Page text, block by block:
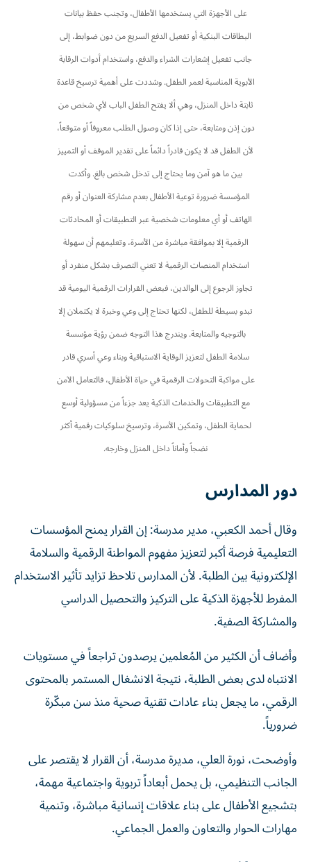
على الأجهزة التي يستخدمها الأطفال، وتجنب حفظ بيانات
البطاقات البنكية أو تفعيل الدفع السريع من دون ضوابط، إلى
جانب تفعيل إشعارات الشراء والدفع، واستخدام أدوات الرقابة
الأبوية المناسبة لعمر الطفل. وشددت على أهمية ترسيخ قاعدة
ثابتة داخل المنزل، وهي ألا يفتح الطفل الباب لأي شخص من
دون إذن ومتابعة، حتى إذا كان وصول الطلب معروفاً أو متوقعاً،
لأن الطفل قد لا يكون قادراً دائماً على تقدير الموقف أو التمييز
بين ما هو آمن وما يحتاج إلى تدخل شخص بالغ. وأكدت
المؤسسة ضرورة توعية الأطفال بعدم مشاركة العنوان أو رقم
الهاتف أو أي معلومات شخصية عبر التطبيقات أو المحادثات
الرقمية إلا بموافقة مباشرة من الأسرة، وتعليمهم أن سهولة
استخدام المنصات الرقمية لا تعني التصرف بشكل منفرد أو
تجاوز الرجوع إلى الوالدين، فبعض القرارات الرقمية اليومية قد
تبدو بسيطة للطفل، لكنها تحتاج إلى وعي وخبرة لا يكتملان إلا
بالتوجيه والمتابعة. ويندرج هذا التوجه ضمن رؤية مؤسسة
سلامة الطفل لتعزيز الوقاية الاستباقية وبناء وعي أسري قادر
على مواكبة التحولات الرقمية في حياة الأطفال، فالتعامل الآمن
مع التطبيقات والخدمات الذكية يعد جزءاً من مسؤولية أوسع
لحماية الطفل، وتمكين الأسرة، وترسيخ سلوكيات رقمية أكثر
نضجاً وأماناً داخل المنزل وخارجه.
دور المدارس
وقال أحمد الكعبي، مدير مدرسة: إن القرار يمنح المؤسسات
التعليمية فرصة أكبر لتعزيز مفهوم المواطنة الرقمية والسلامة
الإلكترونية بين الطلبة. لأن المدارس تلاحظ تزايد تأثير الاستخدام
المفرط للأجهزة الذكية على التركيز والتحصيل الدراسي
والمشاركة الصفية.
وأضاف أن الكثير من المُعلمين يرصدون تراجعاً في مستويات
الانتباه لدى بعض الطلبة، نتيجة الانشغال المستمر بالمحتوى
الرقمي، ما يجعل بناء عادات تقنية صحية منذ سن مبكّرة
ضرورياً.
وأوضحت، نورة العلي، مديرة مدرسة، أن القرار لا يقتصر على
الجانب التنظيمي، بل يحمل أبعاداً تربوية واجتماعية مهمة،
بتشجيع الأطفال على بناء علاقات إنسانية مباشرة، وتنمية
مهارات الحوار والتعاون والعمل الجماعي.